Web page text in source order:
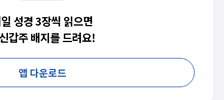
성경 3장씩 읽으면
갑주 배지를 드려요!
앱 다운로드